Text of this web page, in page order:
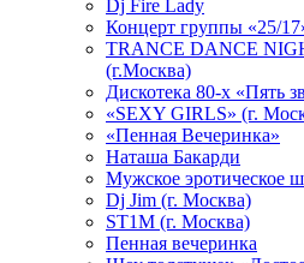
Dj Fire Lady
Концерт группы «25/
TRANCE DANCE
(г.Москва)
Дискотека 80-х «Пять
«SEXY GIRLS» (г.
«Пенная Вечеринка»
Hаташа Бакарди
Мужское эротическое
Dj Jim (г. Москва)
ST1M (г. Москва)
Пенная вечеринка